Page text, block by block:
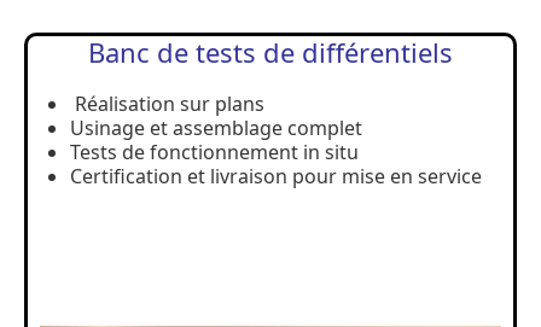
Banc de tests de différentiels
Réalisation sur plans
Usinage et assemblage complet
Tests de fonctionnement in situ
Certification et livraison pour mise en service